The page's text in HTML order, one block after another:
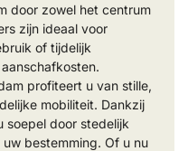
door zowel het centrum
zijn ideaal voor
of tijdelijk
profiteert u van stille,
mobiliteit. Dankzij
soepel door stedelijk
bestemming. Of u nu